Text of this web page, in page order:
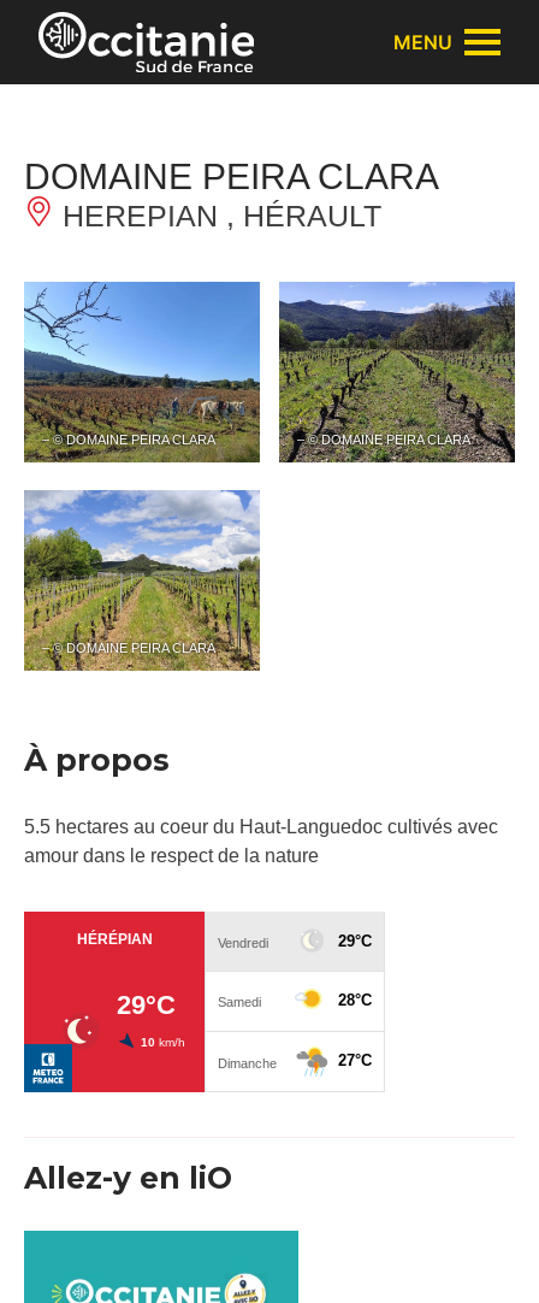
Panneau de gestion des cookies
MENU
DOMAINE PEIRA CLARA
HEREPIAN , HÉRAULT
– © DOMAINE PEIRA CLARA – © DOMAINE PEIRA CLARA
– © DOMAINE PEIRA CLARA
À propos
5.5 hectares au coeur du Haut-Languedoc cultivés avec
amour dans le respect de la nature
Allez-y en liO